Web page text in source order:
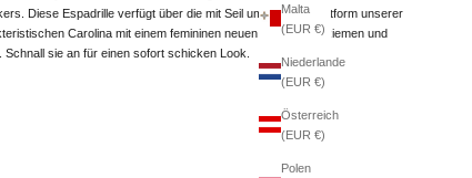
Malta
(EUR €)
Niederlande
(EUR €)
Österreich
(EUR €)
Polen
Diese Espadrille verfügt über die mit Seil umwickelte Plattform unserer
Carolina mit einem femininen neuen Mary Jane-Riemen und
Schnall sie an für einen sofort schicken Look.